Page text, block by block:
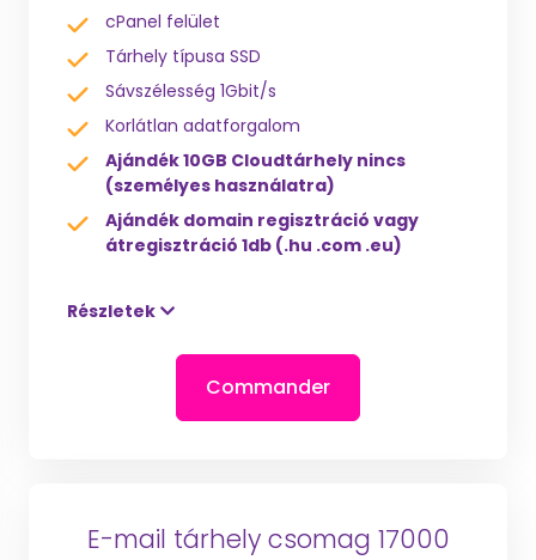
cPanel felület
Tárhely típusa SSD
Sávszélesség 1Gbit/s
Korlátlan adatforgalom
Ajándék 10GB Cloudtárhely nincs
(személyes használatra)
Ajándék domain regisztráció vagy
átregisztráció 1db (.hu .com .eu)
Részletek
Commander
E-mail tárhely csomag 17000